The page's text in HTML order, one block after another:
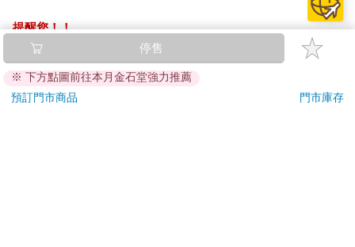
提醒您！！
金石堂及銀行均不會請您操作ATM! 如接獲電話要求您前往
ATM提款機，請不要聽從指示，以免受騙上當！
退換貨須知：
停售
※ 下方點圖前往本月金石堂強力推薦
預訂門市商品
門市庫存